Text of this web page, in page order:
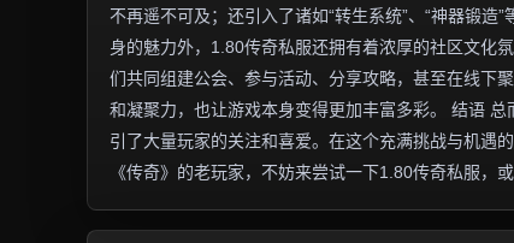
不再遥不可及；还引入了诸如“转生系统”、“神器锻
身的魅力外，1.80传奇私服还拥有着浓厚的社区文化
们共同组建公会、参与活动、分享攻略，甚至在线下
和凝聚力，也让游戏本身变得更加丰富多彩。 结语
引了大量玩家的关注和喜爱。在这个充满挑战与机遇
《传奇》的老玩家，不妨来尝试一下1.80传奇私服，